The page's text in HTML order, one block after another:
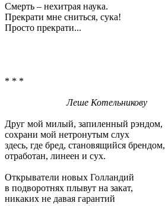
Смерть – нехитрая наука.
Прекрати мне сниться, сука!
Просто прекрати...
* * *
Леше Котельникову
Друг мой милый, запиленный рэндом,
сохрани мой нетронутым слух
здесь, где бред, становящийся брендом,
отработан, линеен и сух.
Открыватели новых Голландий
в подворотнях плывут на закат,
никаких не давая гарантий